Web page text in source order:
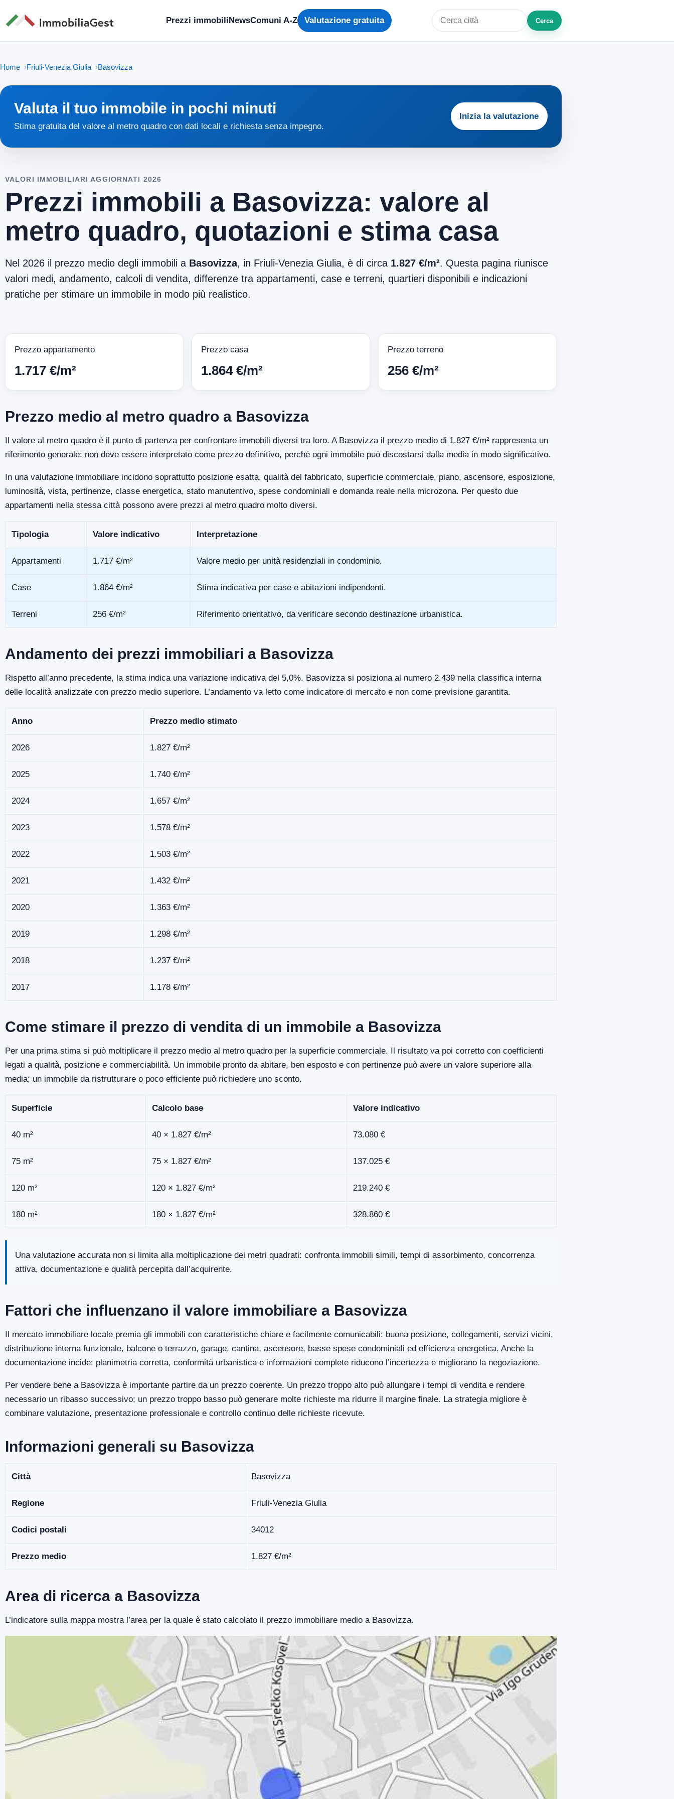
Prezzi immobiliNewsComuni A-Z Valutazione gratuita
Cerca città o zona
Cerca
Home Friuli-Venezia Giulia Basovizza
Valuta il tuo immobile in pochi minuti
Stima gratuita del valore al metro quadro con dati locali e richiesta senza impegno.
Inizia la valutazione
VALORI IMMOBILIARI AGGIORNATI 2026
Prezzi immobili a Basovizza: valore al
metro quadro, quotazioni e stima casa
Nel 2026 il prezzo medio degli immobili a Basovizza, in Friuli-Venezia Giulia, è di circa 1.827 €/m². Questa pagina riunisce
valori medi, andamento, calcoli di vendita, differenze tra appartamenti, case e terreni, quartieri disponibili e indicazioni
pratiche per stimare un immobile in modo più realistico.
Prezzo appartamento
1.717 €/m²
Prezzo casa
1.864 €/m²
Prezzo terreno
256 €/m²
Prezzo medio al metro quadro a Basovizza
Il valore al metro quadro è il punto di partenza per confrontare immobili diversi tra loro. A Basovizza il prezzo medio di 1.827 €/m² rappresenta un
riferimento generale: non deve essere interpretato come prezzo definitivo, perché ogni immobile può discostarsi dalla media in modo significativo.
In una valutazione immobiliare incidono soprattutto posizione esatta, qualità del fabbricato, superficie commerciale, piano, ascensore, esposizione,
luminosità, vista, pertinenze, classe energetica, stato manutentivo, spese condominiali e domanda reale nella microzona. Per questo due
appartamenti nella stessa città possono avere prezzi al metro quadro molto diversi.
Tipologia Valore indicativo Interpretazione
Appartamenti 1.717 €/m² Valore medio per unità residenziali in condominio.
Case 1.864 €/m² Stima indicativa per case e abitazioni indipendenti.
Terreni 256 €/m² Riferimento orientativo, da verificare secondo destinazione urbanistica.
Andamento dei prezzi immobiliari a Basovizza
Rispetto all’anno precedente, la stima indica una variazione indicativa del 5,0%. Basovizza si posiziona al numero 2.439 nella classifica interna
delle località analizzate con prezzo medio superiore. L’andamento va letto come indicatore di mercato e non come previsione garantita.
Anno Prezzo medio stimato
2026 1.827 €/m²
2025 1.740 €/m²
2024 1.657 €/m²
2023 1.578 €/m²
2022 1.503 €/m²
2021 1.432 €/m²
2020 1.363 €/m²
2019 1.298 €/m²
2018 1.237 €/m²
2017 1.178 €/m²
Come stimare il prezzo di vendita di un immobile a Basovizza
Per una prima stima si può moltiplicare il prezzo medio al metro quadro per la superficie commerciale. Il risultato va poi corretto con coefficienti
legati a qualità, posizione e commerciabilità. Un immobile pronto da abitare, ben esposto e con pertinenze può avere un valore superiore alla
media; un immobile da ristrutturare o poco efficiente può richiedere uno sconto.
Superficie Calcolo base Valore indicativo
40 m² 40 × 1.827 €/m² 73.080 €
75 m² 75 × 1.827 €/m² 137.025 €
120 m² 120 × 1.827 €/m² 219.240 €
180 m² 180 × 1.827 €/m² 328.860 €
Una valutazione accurata non si limita alla moltiplicazione dei metri quadrati: confronta immobili simili, tempi di assorbimento, concorrenza
attiva, documentazione e qualità percepita dall’acquirente.
Fattori che influenzano il valore immobiliare a Basovizza
Il mercato immobiliare locale premia gli immobili con caratteristiche chiare e facilmente comunicabili: buona posizione, collegamenti, servizi vicini,
distribuzione interna funzionale, balcone o terrazzo, garage, cantina, ascensore, basse spese condominiali ed efficienza energetica. Anche la
documentazione incide: planimetria corretta, conformità urbanistica e informazioni complete riducono l’incertezza e migliorano la negoziazione.
Per vendere bene a Basovizza è importante partire da un prezzo coerente. Un prezzo troppo alto può allungare i tempi di vendita e rendere
necessario un ribasso successivo; un prezzo troppo basso può generare molte richieste ma ridurre il margine finale. La strategia migliore è
combinare valutazione, presentazione professionale e controllo continuo delle richieste ricevute.
Informazioni generali su Basovizza
Città Basovizza
Regione Friuli-Venezia Giulia
Codici postali 34012
Prezzo medio 1.827 €/m²
Area di ricerca a Basovizza
L’indicatore sulla mappa mostra l’area per la quale è stato calcolato il prezzo immobiliare medio a Basovizza.